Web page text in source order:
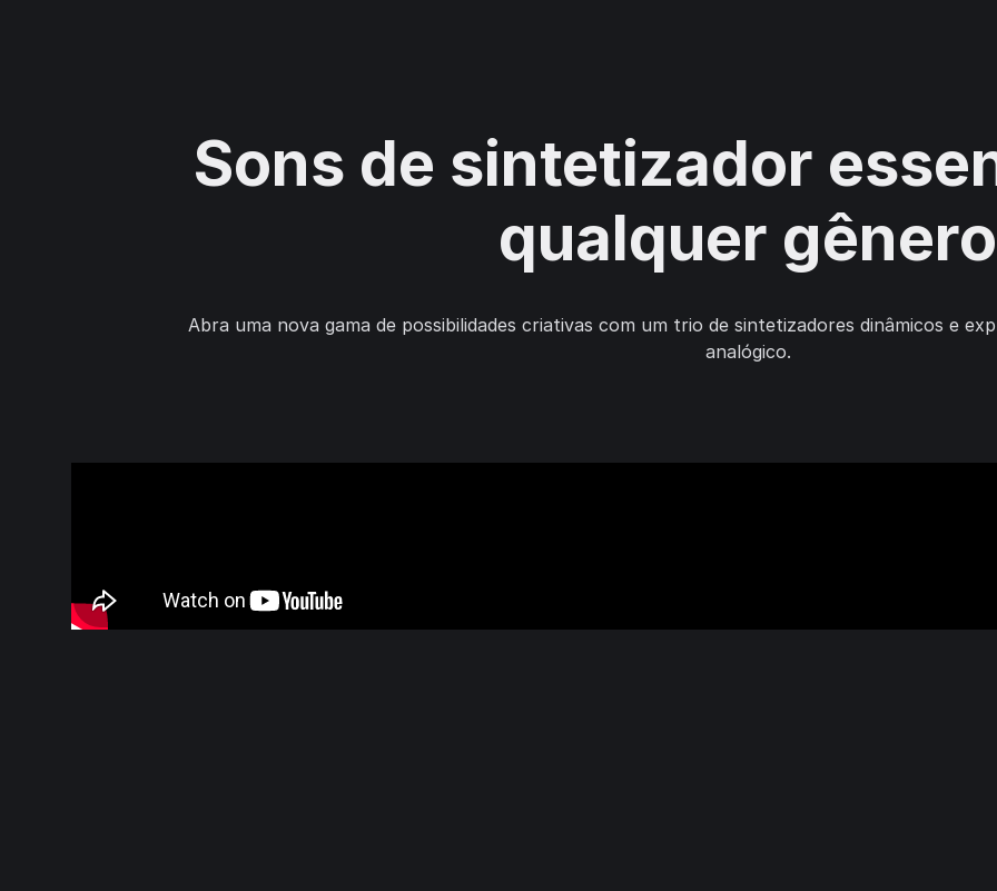
Sons de sintetizador
qualquer gênero
Abra uma nova gama de possibilidades criativas com um trio de sintetizadores dinâmicos e
analógico.